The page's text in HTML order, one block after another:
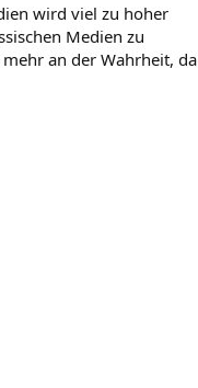
wird viel zu hoher
Medien zu
an der Wahrheit, da